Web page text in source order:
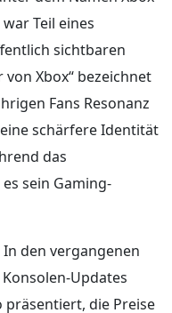
Teil eines
sichtbaren
von Xbox“ bezeichnet
Fans Resonanz
schärfere Identität
das
sein Gaming-
den vergangenen
Updates
präsentiert, die Preise